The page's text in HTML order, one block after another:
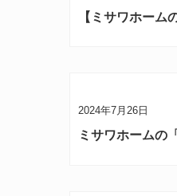
【ミサワホーム
2024年7月26日
ミサワホームの